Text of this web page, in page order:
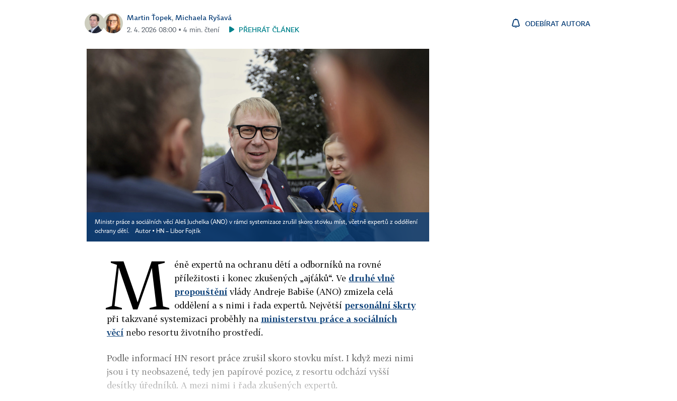
Martin Ťopek, Michaela Ryšavá
2. 4. 2026 08:00 ▪ 4 min. čtení PŘEHRÁT ČLÁNEK
ODEBÍRAT AUTORA
Ministr práce a sociálních věcí Aleš Juchelka (ANO) v rámci systemizace zrušil skoro stovku míst, včetně expertů z oddělení
ochrany dětí.
Autor ▪ HN – Libor Fojtík
M éně expertů na ochranu dětí a odborníků na rovné
příležitosti i konec zkušených „ajťáků“. Ve druhé vlně
propouštění vlády Andreje Babiše (ANO) zmizela celá
oddělení a s nimi i řada expertů. Největší personální škrty
při takzvané systemizaci proběhly na ministerstvu práce a sociálních
věcí nebo resortu životního prostředí.
Podle informací HN resort práce zrušil skoro stovku míst. I když mezi nimi
jsou i ty neobsazené, tedy jen papírové pozice, z resortu odchází vyšší
desítky úředníků. A mezi nimi i řada zkušených expertů.